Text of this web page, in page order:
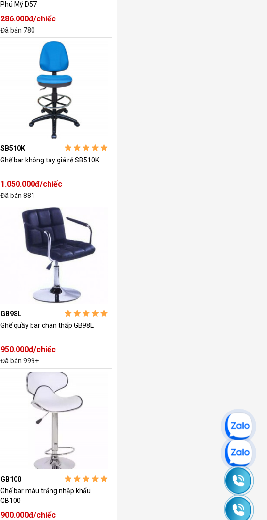
Phú Mỹ D57
286.000đ/chiếc
Đã bán 780
SB510K
Ghế bar không tay giá rẻ SB510K
1.050.000đ/chiếc
Đã bán 881
GB98L
Ghế quầy bar chân thấp GB98L
950.000đ/chiếc
Đã bán 999+
GB100
Ghế bar màu trắng nhập khẩu
GB100
900.000đ/chiếc
0965
245
0985